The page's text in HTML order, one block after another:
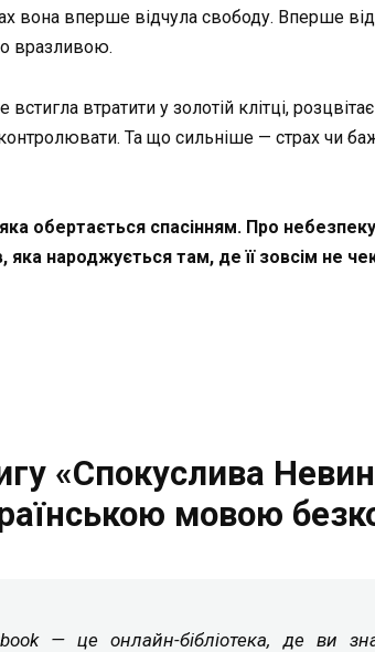
вона вперше відчула свободу. Вперше
вразливою.
втратити у золотій клітці,
Та що сильніше — страх чи
обертається спасінням. Про
народжується там, де її зовсім не
«Спокуслива
мовою
— це онлайн-бібліотека, де ви